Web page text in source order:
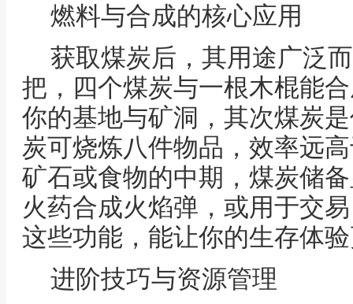
燃料与合成的核心应用
获取煤炭后，其用途广泛
把，四个煤炭与一根木棍能
你的基地与矿洞，其次煤炭
炭可烧炼八件物品，效率远
矿石或食物的中期，煤炭储
火药合成火焰弹，或用于交
这些功能，能让你的生存体
进阶技巧与资源管理